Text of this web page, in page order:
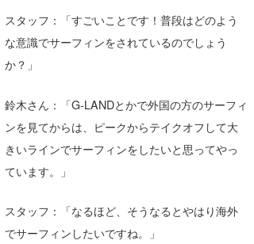
スタッフ：「すごいことです！普段はどのよう
な意識でサーフィンをされているのでしょう
か？」
鈴木さん：「G-LANDとかで外国の方のサーフィ
ンを見てからは、ピークからテイクオフして大
きいラインでサーフィンをしたいと思ってやっ
ています。」
スタッフ：「なるほど、そうなるとやはり海外
でサーフィンしたいですね。」
たっちー
まっきー
三輪予報士
小川予報士
上田純子
上條将美